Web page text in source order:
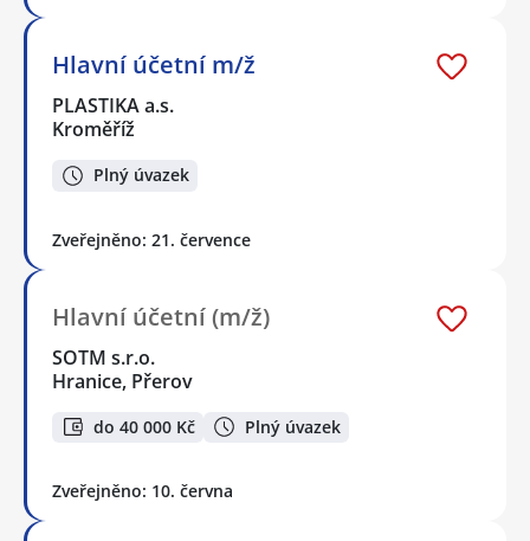
Hlavní účetní m/ž
PLASTIKA a.s.
Kroměříž
Plný úvazek
Zveřejněno: 21. července
Hlavní účetní (m/ž)
SOTM s.r.o.
Hranice, Přerov
do 40 000 Kč Plný úvazek
Zveřejněno: 10. června